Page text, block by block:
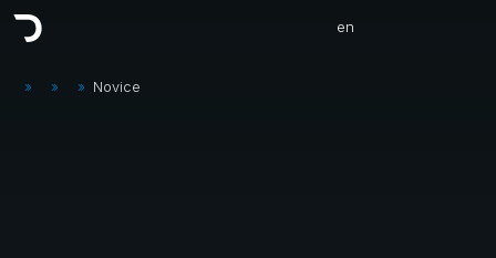
en
» » » Novice